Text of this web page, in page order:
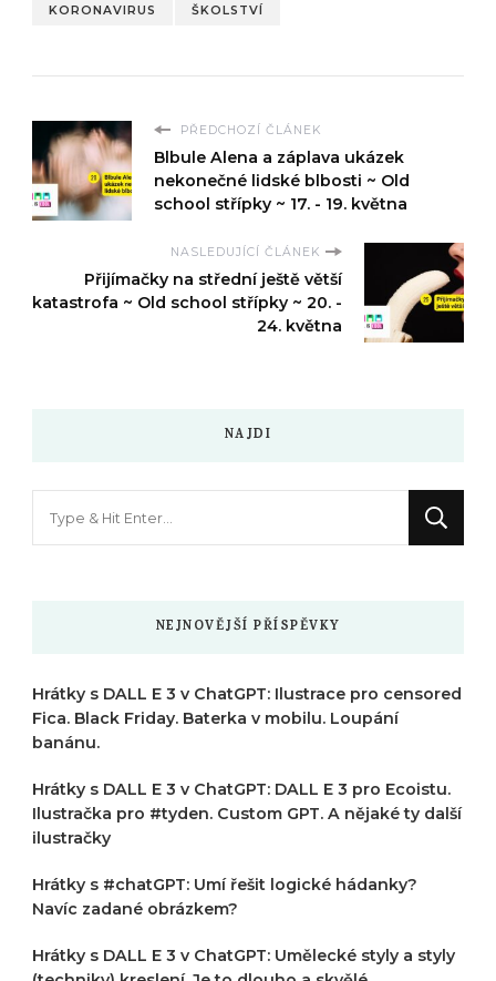
KORONAVIRUS ŠKOLSTVÍ
PŘEDCHOZÍ ČLÁNEK
Blbule Alena a záplava ukázek
nekonečné lidské blbosti ~ Old
school střípky ~ 17. - 19. května
NASLEDUJÍCÍ ČLÁNEK
Přijímačky na střední ještě větší
katastrofa ~ Old school střípky ~ 20. -
24. května
NAJDI
NEJNOVĚJŠÍ PŘÍSPĚVKY
Hrátky s DALL E 3 v ChatGPT: Ilustrace pro censored
Fica. Black Friday. Baterka v mobilu. Loupání
banánu.
Hrátky s DALL E 3 v ChatGPT: DALL E 3 pro Ecoistu.
Ilustračka pro #tyden. Custom GPT. A nějaké ty další
ilustračky
Hrátky s #chatGPT: Umí řešit logické hádanky?
Navíc zadané obrázkem?
Hrátky s DALL E 3 v ChatGPT: Umělecké styly a styly